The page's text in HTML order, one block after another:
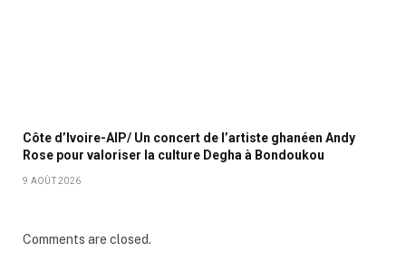
Côte d’Ivoire-AIP/ Un concert de l’artiste ghanéen Andy
Rose pour valoriser la culture Degha à Bondoukou
9 AOÛT 2026
Comments are closed.